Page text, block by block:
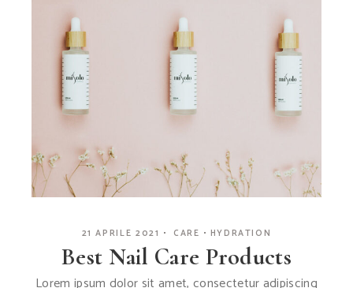
21 APRILE 2021 CARE HYDRATION
Best Nail Care Products
Lorem ipsum dolor sit amet, consectetur adipiscing